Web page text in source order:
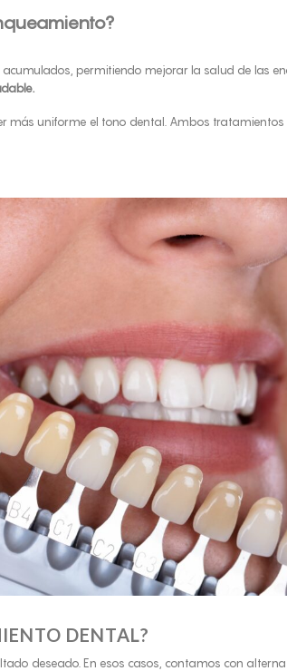
permitiendo mejorar la salud de las
más uniforme el tono dental. Ambos
DENTAL?
deseado. En esos casos, contamos con